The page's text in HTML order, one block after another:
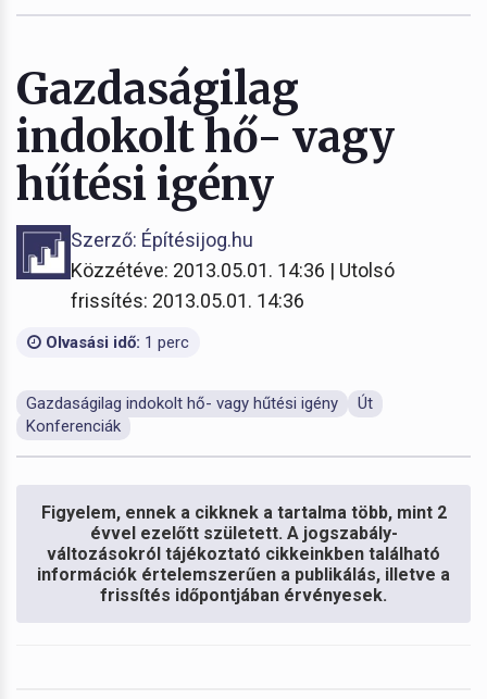
Gazdaságilag
indokolt hő- vagy
hűtési igény
Szerző: Építésijog.hu
Közzétéve: 2013.05.01. 14:36 | Utolsó
frissítés: 2013.05.01. 14:36
Olvasási idő: 1 perc
Gazdaságilag indokolt hő- vagy hűtési igény
Út
Konferenciák
Figyelem, ennek a cikknek a tartalma több, mint 2
évvel ezelőtt született. A jogszabály-
változásokról tájékoztató cikkeinkben található
információk értelemszerűen a publikálás, illetve a
frissítés időpontjában érvényesek.